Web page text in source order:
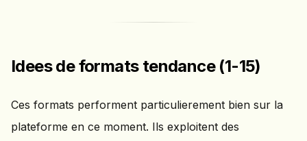
Idees de formats tendance (1-15)
Ces formats performent particulierement bien sur la
plateforme en ce moment. Ils exploitent des